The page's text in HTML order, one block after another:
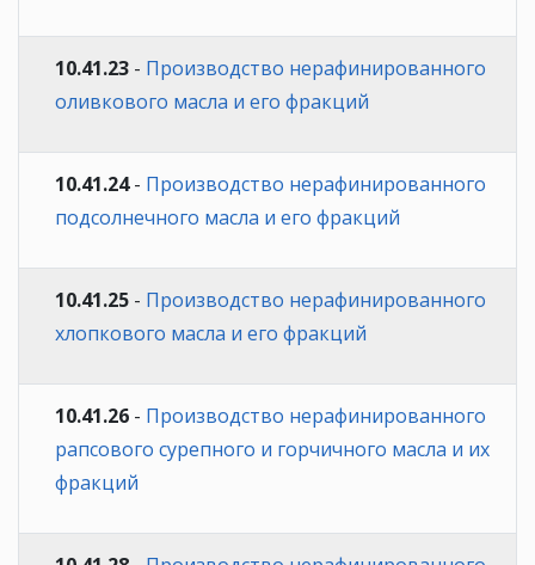
10.41.23 - Производство нерафинированного
оливкового масла и его фракций
10.41.24- Производство нерафинированного
подсолнечного масла и его фракций
10.41.25 - Производство нерафинированного
хлопкового масла и его фракций
10.41.26 - Производство нерафинированного
рапсового сурепного и горчичного масла и их
фракций